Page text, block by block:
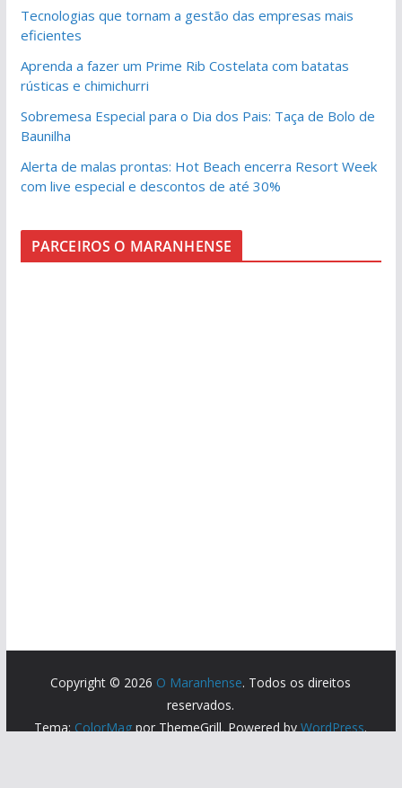
Tecnologias que tornam a gestão das empresas mais
eficientes
Aprenda a fazer um Prime Rib Costelata com batatas
rústicas e chimichurri
Sobremesa Especial para o Dia dos Pais: Taça de Bolo de
Baunilha
Alerta de malas prontas: Hot Beach encerra Resort Week
com live especial e descontos de até 30%
PARCEIROS O MARANHENSE
Copyright © 2026 O Maranhense. Todos os direitos
reservados.
Tema: ColorMag por ThemeGrill. Powered byWordPress.